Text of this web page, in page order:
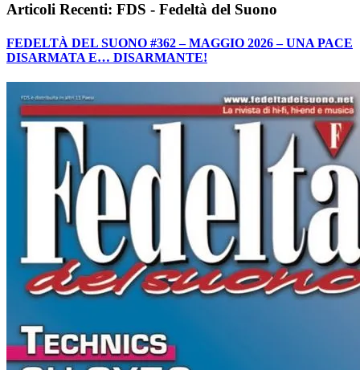
Articoli Recenti: FDS - Fedeltà del Suono
FEDELTÀ DEL SUONO #362 – MAGGIO 2026 – UNA PACE
DISARMATA E… DISARMANTE!